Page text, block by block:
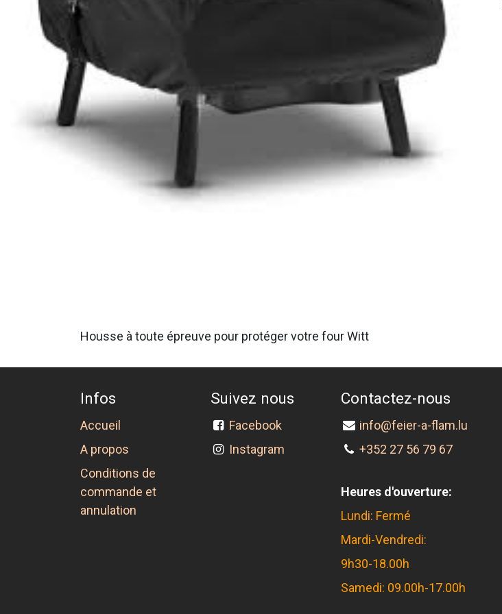
Housse à toute épreuve pour protéger votre four Witt
Infos
Accueil
A propos
Conditions de
commande et
annulation
Suivez nous
Facebook
Instagram
Contactez-nous
info@feier-a-flam.lu
+352 27 56 79 67
Heures d'ouverture:
Lundi: Fermé
Mardi-Vendredi:
9h30-18.00h
Samedi: 09.00h-17.00h